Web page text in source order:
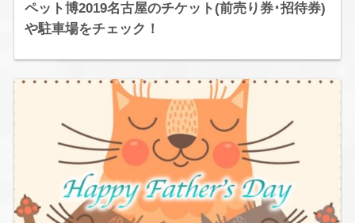
ペット博2019名古屋のチケット(前売り券･招待券)
や駐車場をチェック！